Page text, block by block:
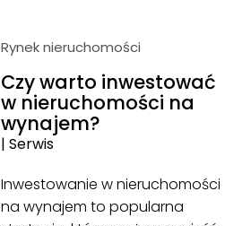
Rynek nieruchomości
Czy warto inwestować
w nieruchomości na
wynajem?
| Serwis
Inwestowanie w nieruchomości
na wynajem to popularna